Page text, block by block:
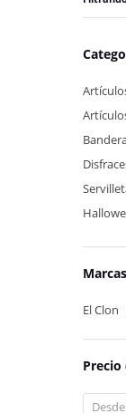
Marcas
El Clon
Precio